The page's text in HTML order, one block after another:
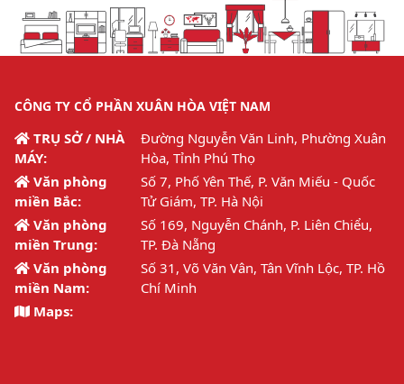
CÔNG TY CỔ PHẦN XUÂN HÒA VIỆT NAM
TRỤ SỞ / NHÀ
MÁY:
Đường Nguyễn Văn Linh, Phường Xuân
Hòa, Tỉnh Phú Thọ
Văn phòng
miền Bắc:
Số 7, Phố Yên Thế, P. Văn Miếu - Quốc
Tử Giám, TP. Hà Nội
Văn phòng
miền Trung:
Số 169, Nguyễn Chánh, P. Liên Chiểu,
TP. Đà Nẵng
Văn phòng
miền Nam:
Số 31, Võ Văn Vân, Tân Vĩnh Lộc, TP. Hồ
Chí Minh
Maps: